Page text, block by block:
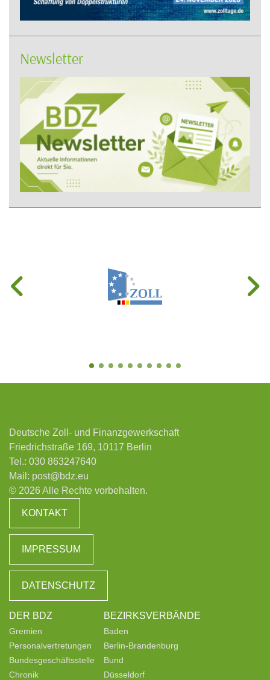
Newsletter
Deutsche Zoll- und Finanzgewerkschaft
Friedrichstraße 169, 10117 Berlin
Tel.: 030 863247640
Mail: post@bdz.eu
© 2026 Alle Rechte vorbehalten.
KONTAKT
IMPRESSUM
DATENSCHUTZ
DER BDZ
Gremien
Personalvertretungen
Bundesgeschäftsstelle
Chronik
BEZIRKSVERBÄNDE
Baden
Berlin-Brandenburg
Bund
Düsseldorf